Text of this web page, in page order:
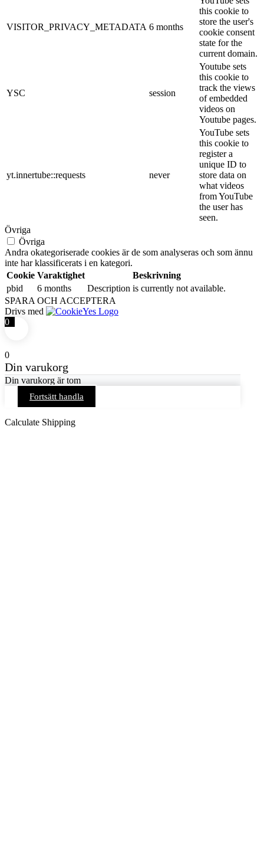
VISITOR_PRIVACY_METADATA 6 months
this cookie to
store the user's
cookie consent
state for the
current domain.
YSC session
Youtube sets
this cookie to
track the views
of embedded
videos on
Youtube pages.
yt.innertube::requests never
YouTube sets
this cookie to
register a
unique ID to
store data on
what videos
from YouTube
the user has
seen.
Övriga
Övriga
Andra okategoriserade cookies är de som analyseras och som ännu
inte har klassificerats i en kategori.
Cookie Varaktighet
Beskrivning
pbid
6 months
Description is currently not available.
SPARA OCH ACCEPTERA
Drivs med
0
0
Din varukorg
Din varukorg är tom
Fortsätt handla
Calculate Shipping